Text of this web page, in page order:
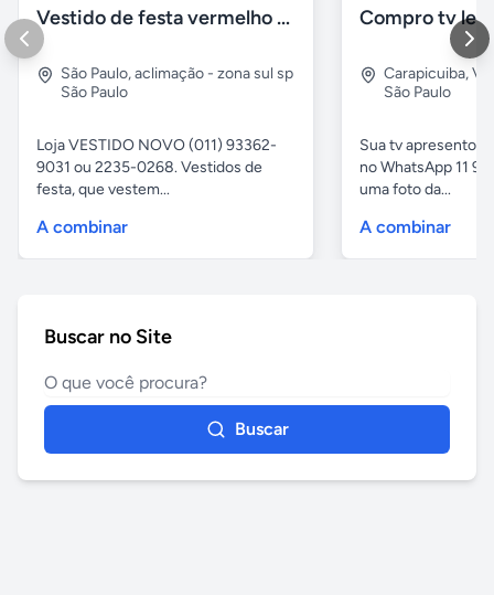
Vestido de festa vermelho com brilho e pedraria
São Paulo,aclimação - zona sul sp
São Paulo
Loja VESTIDO NOVO (011) 93362-
9031 ou 2235-0268. Vestidos de
festa, que vestem...
A combinar
Compro tv
Carapicuiba,
São Paulo
Sua tv apresentou
no WhatsApp 11
uma foto da...
A combinar
Buscar no Site
Buscar